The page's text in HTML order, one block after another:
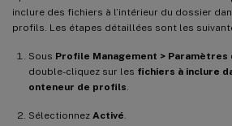
inclure des fichiers à l’intérieur du dossier
profils. Les étapes détaillées sont les
Sous Profile Management >
double-cliquez sur les fichiers à inclure
onteneur de profils
Sélectionnez Activé